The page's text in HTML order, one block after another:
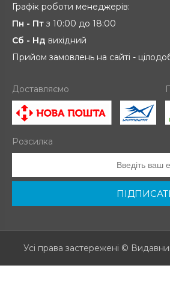
Графік роботи менеджерів:
Пн - Пт з 10:00 до 18:00
Сб - Нд вихідний
Прийом замовлень на сайті -
Доставляємо
Розсилка
Усі права застережені ©